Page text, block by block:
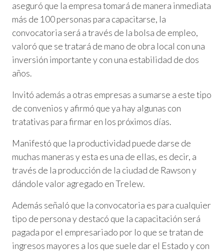
aseguró que la empresa tomará de manera inmediata
más de 100 personas para capacitarse, la
convocatoria será a través de la bolsa de empleo,
valoró que se tratará de mano de obra local con una
inversión importante y con una estabilidad de dos
años.
Invitó además a otras empresas a sumarse a este tipo
de convenios y afirmó que ya hay algunas con
tratativas para firmar en los próximos días.
Manifestó que la productividad puede darse de
muchas maneras y esta es una de ellas, es decir, a
través de la producción de la ciudad de Rawson y
dándole valor agregado en Trelew.
Además señaló que la convocatoria es para cualquier
tipo de persona y destacó que la capacitación será
pagada por el empresariado por lo que se tratan de
ingresos mayores a los que suele dar el Estado y con